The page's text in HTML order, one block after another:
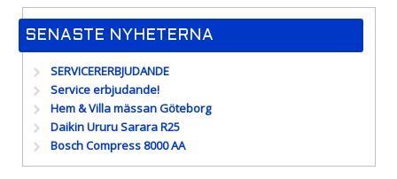
SENASTE NYHETERNA
SERVICERERBJUDANDE
Service erbjudande!
Hem & Villa mässan Göteborg
Daikin Ururu Sarara R25
Bosch Compress 8000 AA